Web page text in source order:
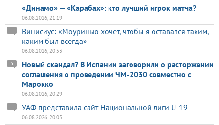
«Динамо» — «Карабах»: кто лучший игрок матча?
06.08.2026, 21:19
Винисиус: «Моуринью хочет, чтобы я оставался таким,
каким был всегда»
06.08.2026, 20:53
Новый скандал? В Испании заговорили о расторжении
соглашения о проведении ЧМ-2030 совместно с
Марокко
3
06.08.2026, 20:29
УАФ представила сайт Национальной лиги U-19
06.08.2026, 20:05